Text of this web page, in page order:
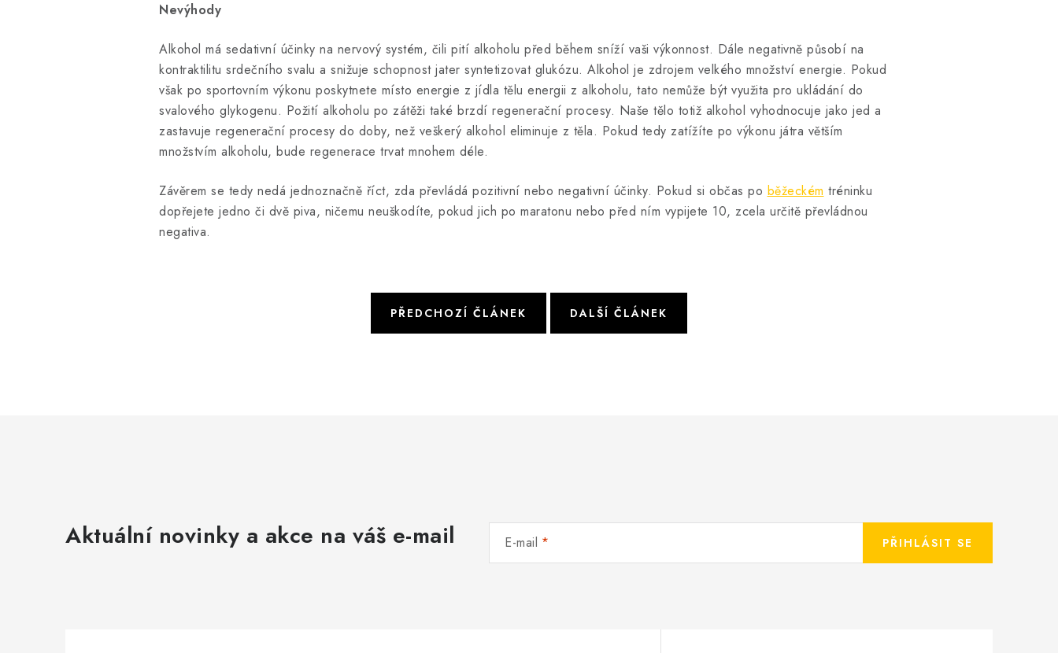
Nevýhody
Alkohol má sedativní účinky na nervový systém, čili pití alkoholu před během sníží vaši výkonnost. Dále negativně působí na
kontraktilitu srdečního svalu a snižuje schopnost jater syntetizovat glukózu. Alkohol je zdrojem velkého množství energie. Pokud
však po sportovním výkonu poskytnete místo energie z jídla tělu energii z alkoholu, tato nemůže být využita pro ukládání do
svalového glykogenu. Požití alkoholu po zátěži také brzdí regenerační procesy. Naše tělo totiž alkohol vyhodnocuje jako jed a
zastavuje regenerační procesy do doby, než veškerý alkohol eliminuje z těla. Pokud tedy zatížíte po výkonu játra větším
množstvím alkoholu, bude regenerace trvat mnohem déle.
Závěrem se tedy nedá jednoznačně říct, zda převládá pozitivní nebo negativní účinky. Pokud si občas po běžeckém tréninku
dopřejete jedno či dvě piva, ničemu neuškodíte, pokud jich po maratonu nebo před ním vypijete 10, zcela určitě převládnou
negativa.
PŘEDCHOZÍ ČLÁNEK DALŠÍ ČLÁNEK
Aktuální novinky a akce na váš e-mail E-mail PŘIHLÁSIT SE